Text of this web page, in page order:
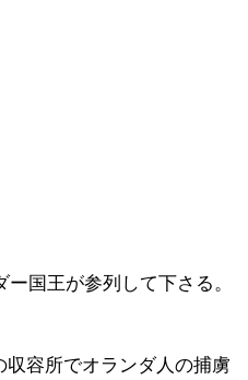
国王が参列して下さる。
容所でオランダ人の捕虜